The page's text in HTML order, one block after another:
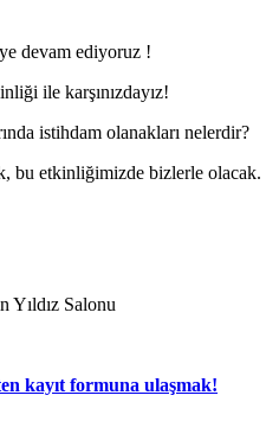
devam ediyoruz !
ile karşınızdayız!
istihdam olanakları nelerdir?
bu etkinliğimizde bizlerle olacak.
Yıldız Salonu
kayıt formuna ulaşmak!